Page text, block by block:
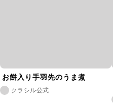
お餅入り手羽先のうま煮
クラシル公式